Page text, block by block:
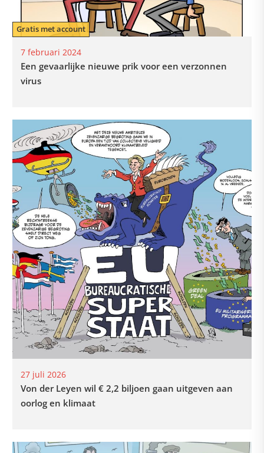
7 februari 2024
Gratis met account
Een gevaarlijke nieuwe prik voor een verzonnen
virus
27 juli 2026
Von der Leyen wil € 2,2 biljoen gaan uitgeven aan
oorlog en klimaat